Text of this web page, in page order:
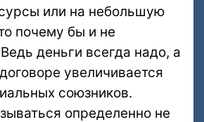
или на небольшую
почему бы и не
деньги всегда надо, а
увеличивается
союзников.
определенно не